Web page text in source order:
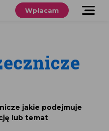
prawa
Wpłacam
jakie podejmuje
lub temat